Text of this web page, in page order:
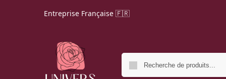
Entreprise Française 🇫🇷